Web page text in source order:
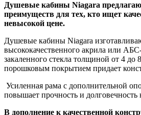
Душевые кабины Niagara
преимуществ для тех, кто ищет
невысокой цене.
Душевые кабины Niagara
высококачественного акрила или
закаленного стекла толщиной от 4
порошковым покрытием придает
Усиленная рама с дополнительной
повышает прочность и долговечность
В дополнение к качественной